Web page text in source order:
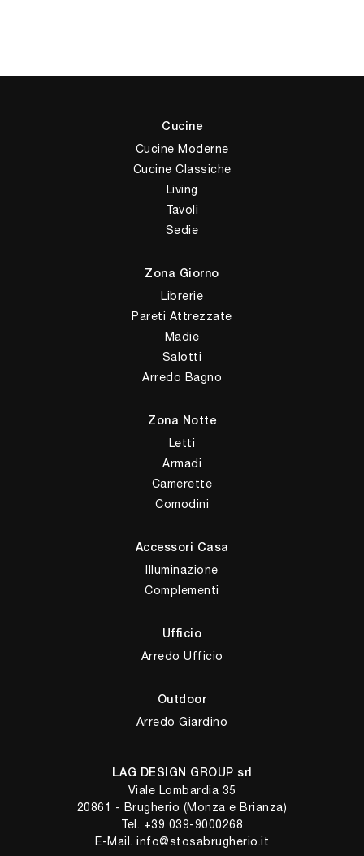
Cucine
Cucine Moderne
Cucine Classiche
Living
Tavoli
Sedie
Zona Giorno
Librerie
Pareti Attrezzate
Madie
Salotti
Arredo Bagno
Zona Notte
Letti
Armadi
Camerette
Comodini
Accessori Casa
Illuminazione
Complementi
Ufficio
Arredo Ufficio
Outdoor
Arredo Giardino
LAG DESIGN GROUP srl
Viale Lombardia 35
20861 - Brugherio (Monza e Brianza)
Tel. +39 039-9000268
E-Mail. info@stosabrugherio.it